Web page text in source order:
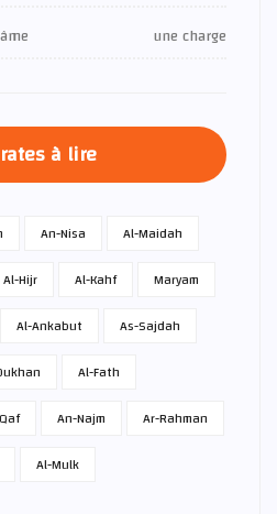
une charge
à lire
An-Nisa
Al-Maidah
Al-Hijr Al-Kahf
Maryam
Al-Ankabut
As-Sajdah
Al-Fath
An-Najm
Ar-Rahman
Al-Mulk